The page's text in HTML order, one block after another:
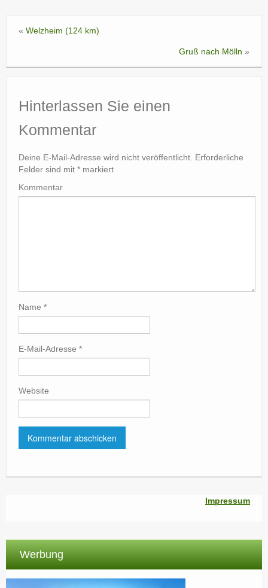
« Welzheim (124 km)
Gruß nach Mölln »
Hinterlassen Sie einen
Kommentar
Deine E-Mail-Adresse wird nicht veröffentlicht. Erforderliche
Felder sind mit * markiert
Kommentar
Name *
E-Mail-Adresse *
Website
Impressum
Werbung